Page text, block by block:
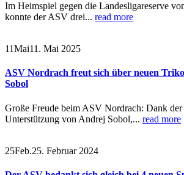
Im Heimspiel gegen die Landesligareserve
konnte der ASV drei... read more
11Mai11. Mai 2025
ASV Nordrach freut sich über neuen
Sobol
Große Freude beim ASV Nordrach: Dank der
Unterstützung von Andrej Sobol,... read more
25Feb.25. Februar 2024